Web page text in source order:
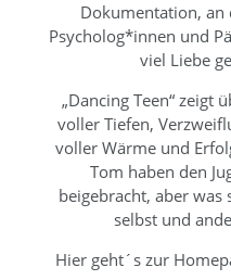
Dokumentation,
Psycholog*innen und
viel Liebe
„Dancing Teen“ zeigt
voller Tiefen,
voller Wärme und
Tom haben den
beigebracht, aber
selbst und
Hier geht´s zur